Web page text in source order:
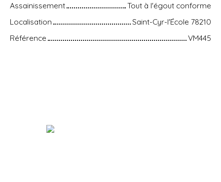
Assainissement
Tout à l'égout conforme
Localisation
Saint-Cyr-l'École 78210
Référence
VM445